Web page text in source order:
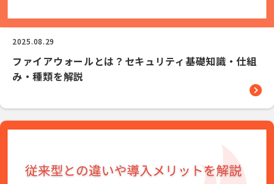
2025.08.29
ファイアウォールとは？セキュリティ基礎知識・仕組
み・種類を解説